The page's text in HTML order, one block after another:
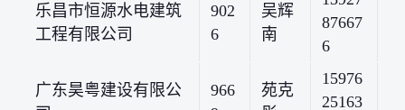
乐昌市恒源水电建筑
工程有限公司
902
6
吴辉
南
87667
6
广东昊粤建设有限公
966
苑克
15976
25163